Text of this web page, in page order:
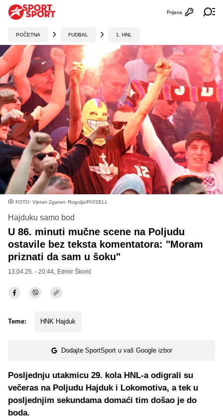
Otvori
Prijava
POČETNA FUDBAL 1. HNL
FOTO: Vjeran Zganec Rogulja/PIXSELL
Hajduku samo bod
U 86. minuti mučne scene na Poljudu
ostavile bez teksta komentatora: "Moram
priznati da sam u šoku"
13.04.25. - 20:44, Edmir Škorić
Teme: HNK Hajduk
Dodajte SportSport u vaš Google izbor
Posljednju utakmicu 29. kola HNL-a odigrali su
večeras na Poljudu Hajduk i Lokomotiva, a tek u
posljednjim sekundama domaći tim došao je do
boda.